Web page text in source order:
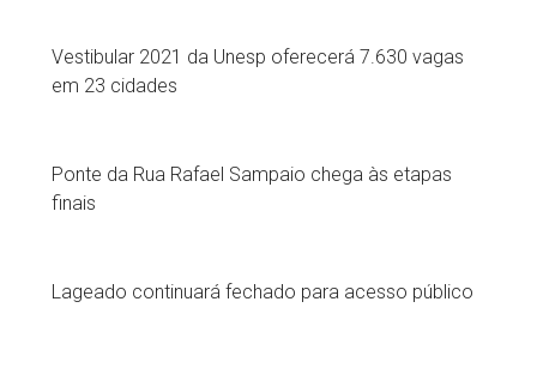
Vestibular 2021 da Unesp oferecerá 7.630 vagas
em 23 cidades
Ponte da Rua Rafael Sampaio chega às etapas
finais
Lageado continuará fechado para acesso público